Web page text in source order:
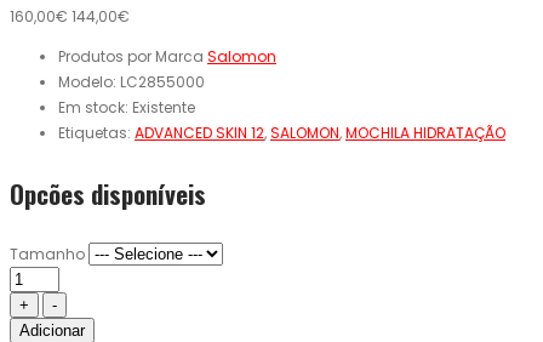
160,00€ 144,00€
Produtos por Marca Salomon
Modelo: LC2855000
Em stock: Existente
Etiquetas: ADVANCED SKIN 12,SALOMON,MOCHILA HIDRATAÇÃO
Opcões disponíveis
Tamanho
Adicionar